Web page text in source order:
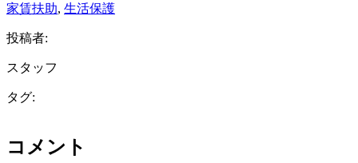
家賃扶助, 生活保護
投稿者:
スタッフ
タグ:
コメント